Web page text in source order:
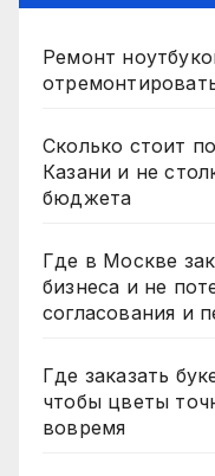
Ремонт
Сколько стоит
Казани и не
бюджета
Где в Москве
бизнеса и не
согласования и
Где заказать
чтобы цветы
вовремя